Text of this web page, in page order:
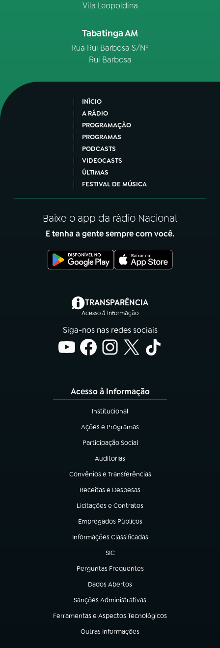
Vila Leopoldina
Tabatinga AM
Rua Rui Barbosa S/Nº
Rui Barbosa
INÍCIO
A RÁDIO
PROGRAMAÇÃO
PROGRAMAS
PODCASTS
VIDEOCASTS
ÚLTIMAS
FESTIVAL DE MÚSICA
Baixe o app da rádio Nacional
E tenha a gente sempre com você.
TRANSPARÊNCIA
Acesso à Informação
(abre em nova aba)
Siga-nos nas redes sociais
Acesso à Informação
Institucional
(abre em nova aba)
Ações e Programas
(abre em nova aba)
Participação Social
(abre em nova aba)
Auditorias
(abre em nova aba)
Convênios e Transferências
(abre em nova aba)
Receitas e Despesas
(abre em nova aba)
Licitações e Contratos
(abre em nova aba)
Empregados Públicos
(abre em nova aba)
Informações Classificadas
(abre em nova aba)
SIC
(abre em nova aba)
Perguntas Frequentes
(abre em nova aba)
Dados Abertos
(abre em nova aba)
Sanções Administrativas
(abre em nova aba)
Ferramentas e Aspectos Tecnológicos
(abre em nova aba)
Outras Informações
(abre em nova aba)